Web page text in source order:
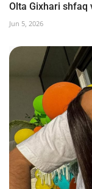
Olta Gixhari shfaq
Jun 5, 2026